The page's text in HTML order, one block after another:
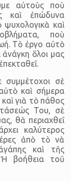
αὐτοὺς ποὺ
καὶ ἐπώδυνα
καὶ
ποὺ
Τὸ ἐργο αὐτὸ
ἀνάγκη ὅλοι μας
συμμέτοχοι σὲ
καὶ σήμερα
γιὰ τὸ πάθος
Του, σὲ
θὰ περιαχθεῖ
καλύτερος
ἀπὸ τὸ νὰ
καὶ τῆς
βοήθεια τοῦ